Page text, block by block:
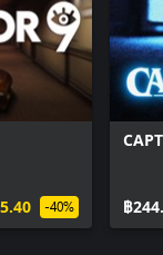
-40% ฿